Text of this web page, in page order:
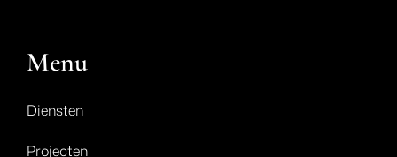
Menu
Diensten
Projecten